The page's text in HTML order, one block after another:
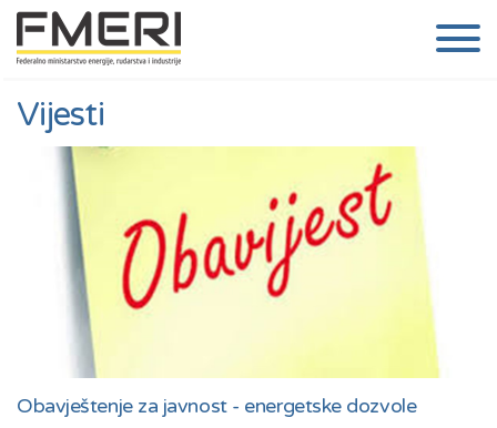
Vijesti
Obavještenje za javnost - energetske dozvole